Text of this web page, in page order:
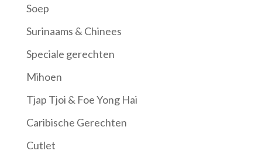
Soep
Surinaams & Chinees
Speciale gerechten
Mihoen
Tjap Tjoi & Foe Yong Hai
Caribische Gerechten
Cutlet